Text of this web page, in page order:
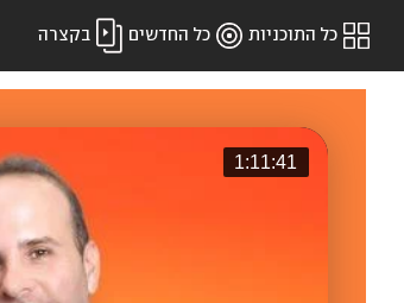
כל התוכניות כל החדשים בקצרה
1:11:41